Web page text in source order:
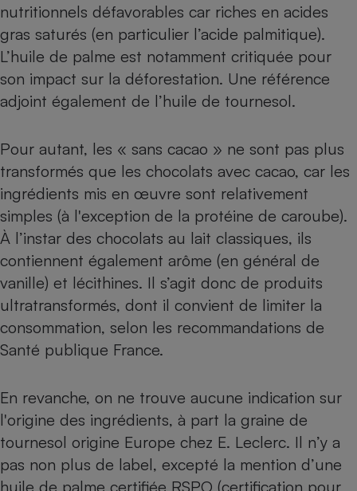
nutritionnels défavorables car riches en acides
gras saturés (en particulier l’acide palmitique).
L’huile de palme est notamment critiquée pour
son impact sur la déforestation. Une référence
adjoint également de l’huile de tournesol.
Pour autant, les « sans cacao » ne sont pas plus
transformés que les chocolats avec cacao, car les
ingrédients mis en œuvre sont relativement
simples (à l'exception de la protéine de caroube).
À l’instar des chocolats au lait classiques, ils
contiennent également arôme (en général de
vanille) et lécithines. Il s’agit donc de produits
ultratransformés, dont il convient de limiter la
consommation, selon les recommandations de
Santé publique France.
En revanche, on ne trouve aucune indication sur
l'origine des ingrédients, à part la graine de
tournesol origine Europe chez E. Leclerc. Il n’y a
pas non plus de label, excepté la mention d’une
huile de palme certifiée RSPO (certification pour